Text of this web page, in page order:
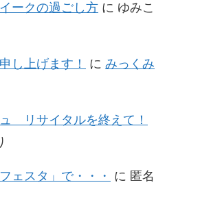
ークの過ごし方 に ゆみこ
し上げます！ に みっくみ
リサイタルを終えて！
ェスタ」で・・・ に 匿名